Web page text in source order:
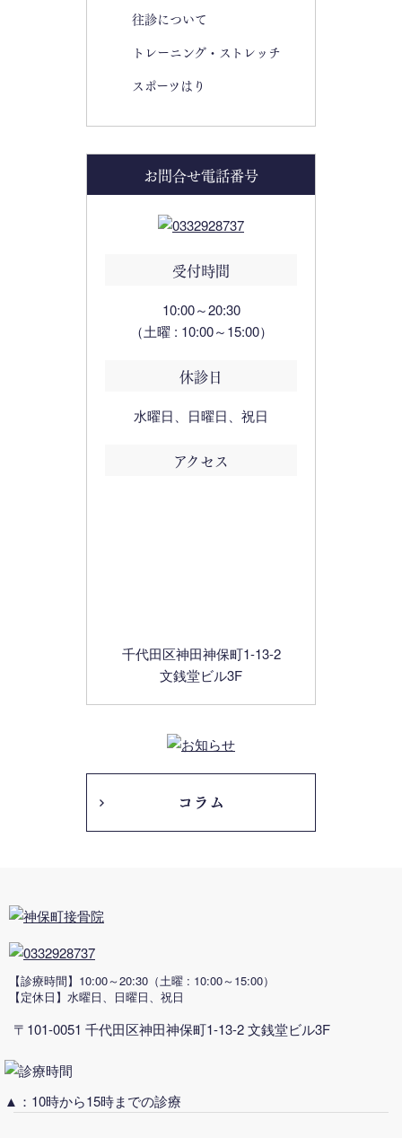
往診について
トレーニング・ストレッチ
スポーツはり
お問合せ電話番号
受付時間
10:00～20:30
（土曜 : 10:00～15:00）
休診日
水曜日、日曜日、祝日
アクセス
千代田区神田神保町1-13-2
文銭堂ビル3F
【診療時間】10:00～20:30 （土曜 : 10:00～15:00）
【定休日】水曜日、日曜日、祝日
〒101-0051 千代田区神田神保町1-13-2 文銭堂ビル3F
▲：10時から15時までの診療